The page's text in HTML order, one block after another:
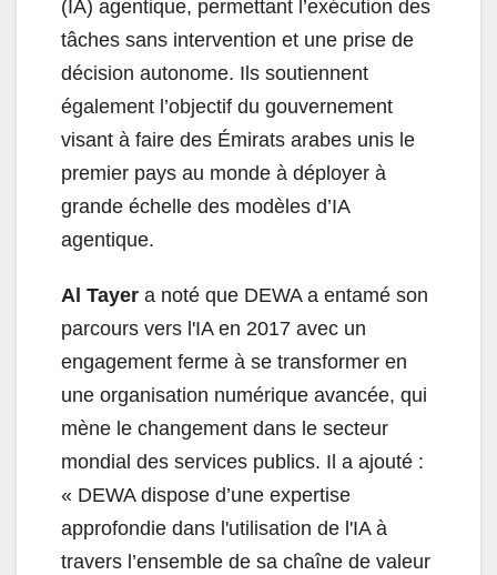
(IA) agentique, permettant l’exécution des
tâches sans intervention et une prise de
décision autonome. Ils soutiennent
également l’objectif du gouvernement
visant à faire des Émirats arabes unis le
premier pays au monde à déployer à
grande échelle des modèles d’IA
agentique.
Al Tayer a noté que DEWA a entamé son
parcours vers l'IA en 2017 avec un
engagement ferme à se transformer en
une organisation numérique avancée, qui
mène le changement dans le secteur
mondial des services publics. Il a ajouté :
« DEWA dispose d’une expertise
approfondie dans l'utilisation de l'IA à
travers l’ensemble de sa chaîne de valeur